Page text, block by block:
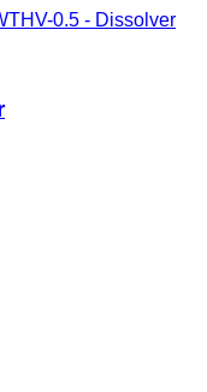
0.5 - Dissolver